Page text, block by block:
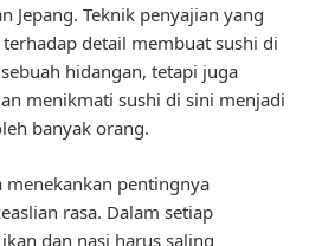
Jepang. Teknik penyajian yang
detail membuat sushi di
hidangan, tetapi juga
menikmati sushi di sini menjadi
banyak orang.
pentingnya
rasa. Dalam setiap
dan nasi harus saling